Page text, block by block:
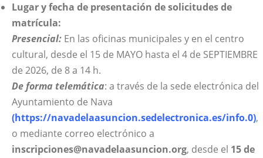
Lugar y fecha de presentación de solicitudes de
matrícula:
Presencial: En las oficinas municipales y en el centro
cultural, desde el 15 de MAYO hasta el 4 de SEPTIEMBRE
de 2026, de 8 a 14 h.
De forma telemática: a través de la sede electrónica del
Ayuntamiento de Nava
(https://navadelaasuncion.sedelectronica.es/info.0),
o mediante correo electrónico a
inscripciones@navadelaasuncion.org, desde el 15 de